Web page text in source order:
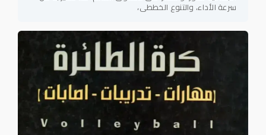
سرعة الأداء، والتنوع الخططي،